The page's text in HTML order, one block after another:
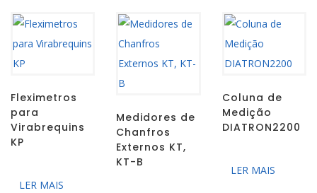
Fleximetros
para
Virabrequins
KP
LER MAIS
Medidores de
Chanfros
Externos KT,
KT-B
Coluna de
Medição
DIATRON2200
LER MAIS